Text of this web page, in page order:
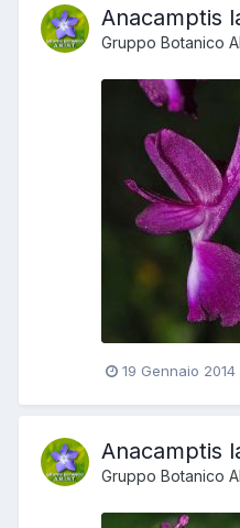
Anacamptis
Gruppo Botanico
19 Gennaio 2014
Anacamptis
Gruppo Botanico